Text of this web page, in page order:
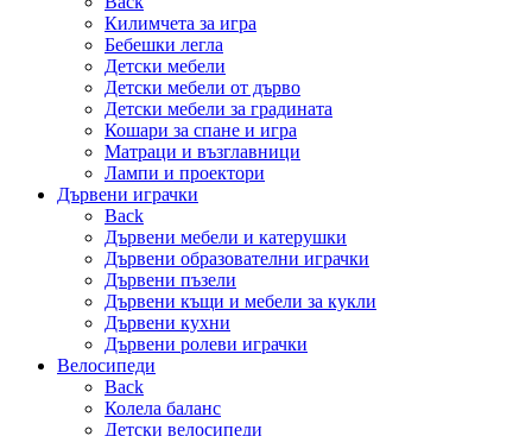
Килимчета за игра
Бебешки легла
Детски мебели
Детски мебели от дърво
Детски мебели за градината
Кошари за спане и игра
Матраци и възглавници
Лампи и проектори
Дървени играчки
Back
Дървени мебели и катерушки
Дървени образователни играчки
Дървени пъзели
Дървени къщи и мебели за кукли
Дървени кухни
Дървени ролеви играчки
Велосипеди
Back
Колела баланс
Детски велосипеди